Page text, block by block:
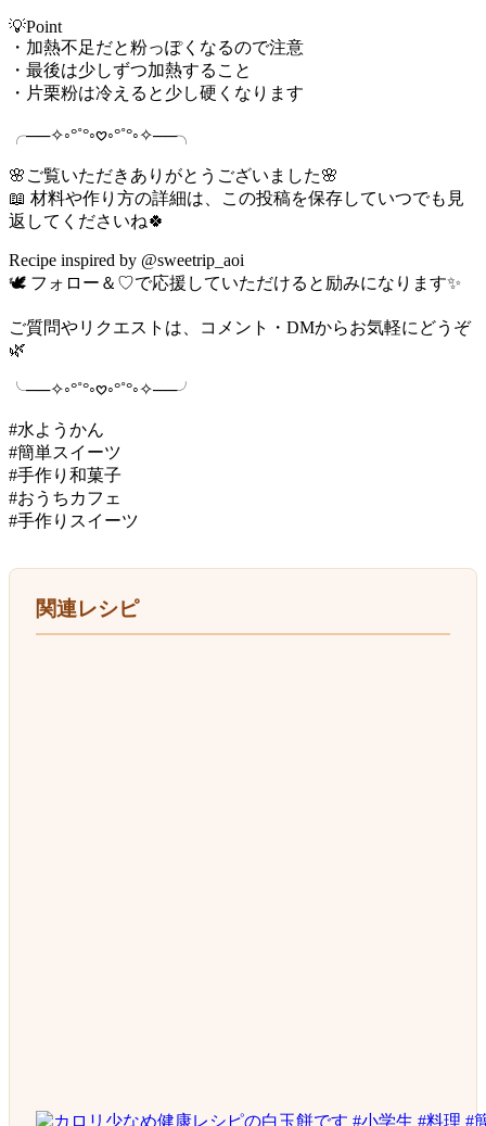
💡Point
・加熱不足だと粉っぽくなるので注意
・最後は少しずつ加熱すること
・片栗粉は冷えると少し硬くなります
╭──✧◦°˚°◦𖹭◦°˚°◦✧──╮
🌸ご覧いただきありがとうございました🌸
📖 材料や作り方の詳細は、この投稿を保存していつでも見
返してくださいね🍀
Recipe inspired by @sweetrip_aoi
🕊 フォロー＆♡で応援していただけると励みになります✨
ご質問やリクエストは、コメント・DMからお気軽にどうぞ
🌿
╰──✧◦°˚°◦𖹭◦°˚°◦✧──╯
#水ようかん
#簡単スイーツ
#手作り和菓子
#おうちカフェ
#手作りスイーツ
関連レシピ